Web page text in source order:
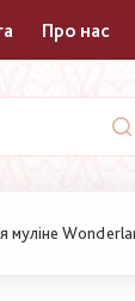
Про нас
муліне